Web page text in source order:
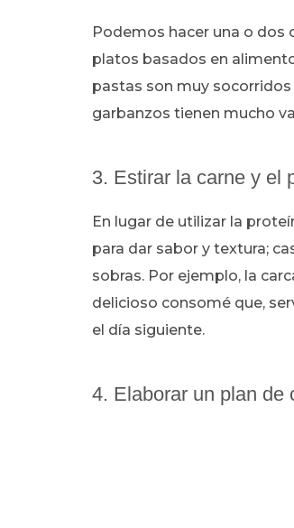
Podemos hacer una o dos
platos basados en
pastas son muy
garbanzos tienen mucho
3. Estirar la carne y el
En lugar de utilizar la
para dar sabor y textura;
sobras. Por ejemplo, la
delicioso consomé que,
el día siguiente.
4. Elaborar un plan de